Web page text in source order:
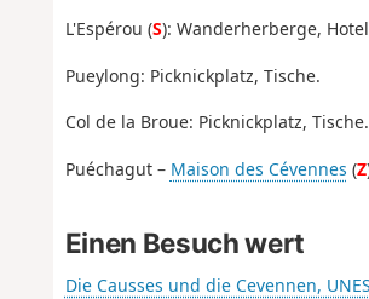
L'Espérou (S): Wanderherberge,
Pueylong: Picknickplatz, Tische.
Col de la Broue: Picknickplatz, Tische.
Puéchagut – Maison des Cévennes (Z
Einen Besuch wert
Die Causses und die Cevennen,